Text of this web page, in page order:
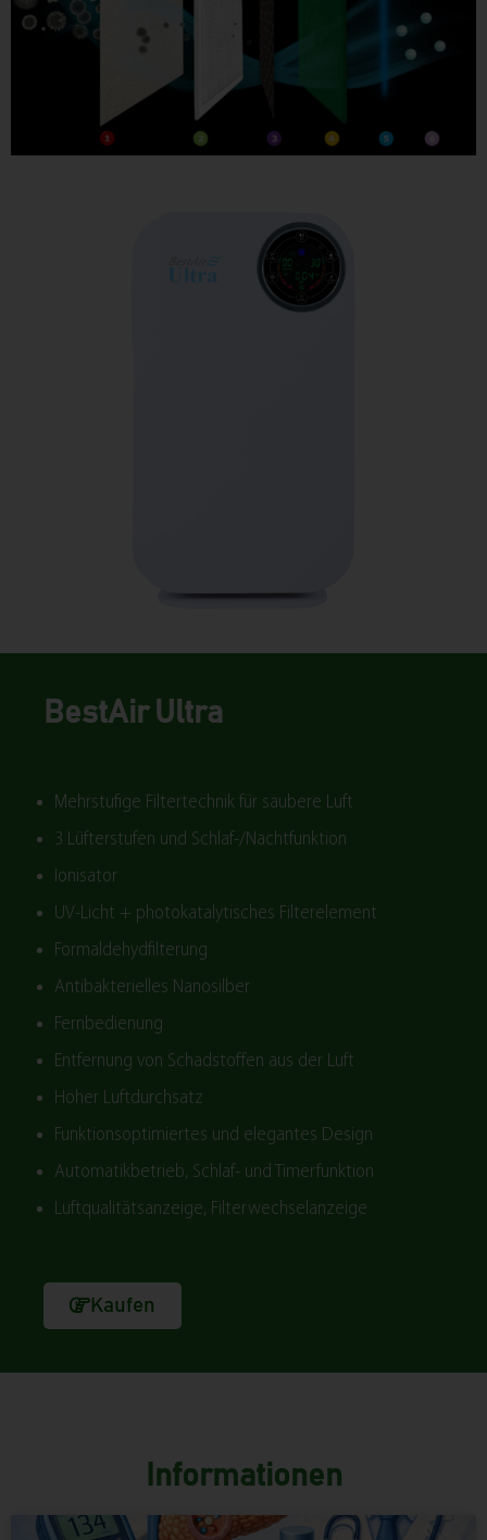
BestAir Ultra
Mehrstufige Filtertechnik für saubere Luft
3 Lüfterstufen und Schlaf-/Nachtfunktion
Ionisator
UV-Licht + photokatalytisches Filterelement
Formaldehydfilterung
Antibakterielles Nanosilber
Fernbedienung
Entfernung von Schadstoffen aus der Luft
Hoher Luftdurchsatz
Funktionsoptimiertes und elegantes Design
Automatikbetrieb, Schlaf- und Timerfunktion
Luftqualitätsanzeige, Filterwechselanzeige
Kaufen
Informationen